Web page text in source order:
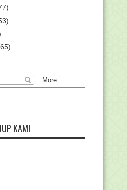
Fasilitasi Empat Siswa
Penerjemahan Al-
Ben...
Pekanbaru Raih Juara
KAMI